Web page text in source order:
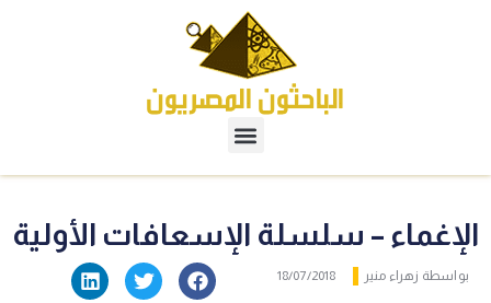
الإغماء – سلسلة الإسعافات الأولية
بواسطة زهراء منير 18/07/2018